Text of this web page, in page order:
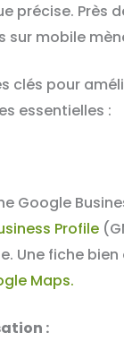
précise. Près
sur mobile
clés pour
essentielles :
Google
Profile
Une fiche
Maps.
: